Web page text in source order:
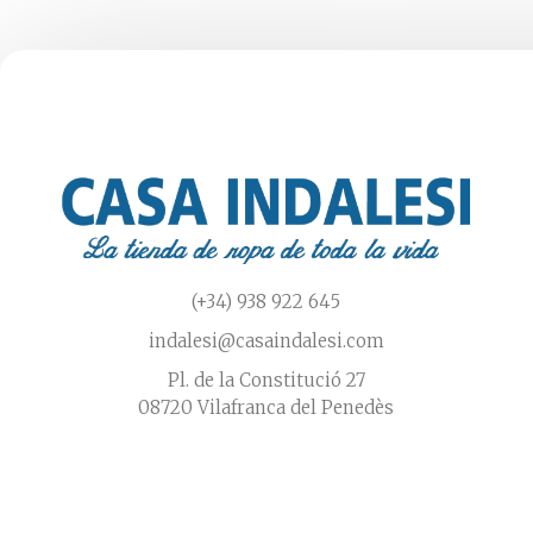
(+34) 938 922 645
indalesi@casaindalesi.com
Pl. de la Constitució 27
08720 Vilafranca del Penedès